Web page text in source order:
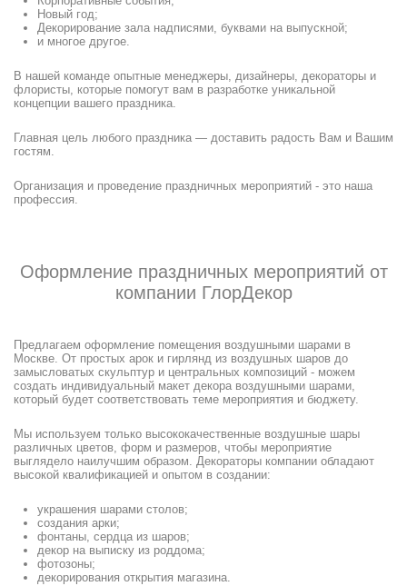
Новый год;
Декорирование зала надписями, буквами на выпускной;
и многое другое.
В нашей команде опытные менеджеры, дизайнеры, декораторы и
флористы, которые помогут вам в разработке уникальной
концепции вашего праздника.
Главная цель любого праздника — доставить радость Вам и Вашим
гостям.
Организация и проведение праздничных мероприятий - это наша
профессия.
Оформление праздничных мероприятий от
компании ГлорДекор
Предлагаем оформление помещения воздушными шарами в
Москве. От простых арок и гирлянд из воздушных шаров до
замысловатых скульптур и центральных композиций - можем
создать индивидуальный макет декора воздушными шарами,
который будет соответствовать теме мероприятия и бюджету.
Мы используем только высококачественные воздушные шары
различных цветов, форм и размеров, чтобы мероприятие
выглядело наилучшим образом. Декораторы компании обладают
высокой квалификацией и опытом в создании:
украшения шарами столов;
создания арки;
фонтаны, сердца из шаров;
декор на выписку из роддома;
фотозоны;
декорирования открытия магазина.